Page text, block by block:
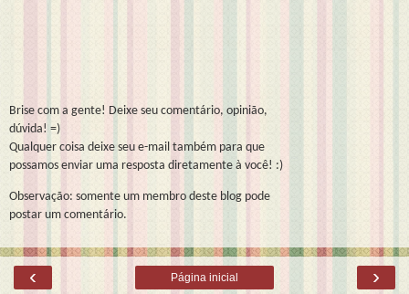
Brise com a gente! Deixe seu comentário, opinião,
dúvida! =)
Qualquer coisa deixe seu e-mail também para que
possamos enviar uma resposta diretamente à você! :)
Observação: somente um membro deste blog pode
postar um comentário.
‹ ›
Página inicial